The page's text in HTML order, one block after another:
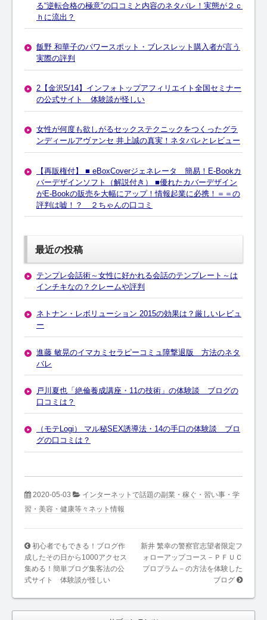
る“逆転合格の極意”の口コミと内容のネタバレ！実態が２ｃ
ｈに流出？
飯野 和華子のパワースポット・ブレスレット購入者が言う
実際の評判
2【金沢5/14】インフォトップアフィリエイト全国セミナー
の公式サイト 体験談が怪しい
女性が何度も欲しがるセックステクニックをつくったグラ
ンディールアヴァンセ 井上誠の真実！ネタバレとレビュー
【再販権付】 ■ eBoxCoverジェネレータ 簡易！E-Bookカ
バーデザインソフト（解説付き） ■優れたカバーデザイン
がE-Bookの販売を大幅にアップ！情報起業に必携！＝＝の
評判は嘘！？ ２ちゃんの口コミ
最近の投稿
テンプレ会話術～女性に好かれる会話のテンプレート～は
インチキなの？クレームや評判
ネトナン・レボリューション 2015の効果は？厳しいレビュ
ー
進藤 敏晃のイマカミセラピーコミュ障撃退版 方法のネタ
バレ
戸川夏也「絶倫養成講座・11の技術」の体験談 ブログの
口コミは？
（モテLogi） マル秘SEX誘導法・14の手口の体験談 ブロ
グの口コミは？
2020-05-03
インターネットで話題の副業・稼ぐ・習い事・学
習・美容・健康等々ネット情報
初心者でもできる！ブログ作
成したその日から1000アクセス
集める！簡単ブログ集客法の公
式サイト 体験談が怪しい
新井 繁幸の警察官志望者限定フ
ォローアップコース－ＰＦＵＣ
プロプラム－の方法を体験した
ブログ